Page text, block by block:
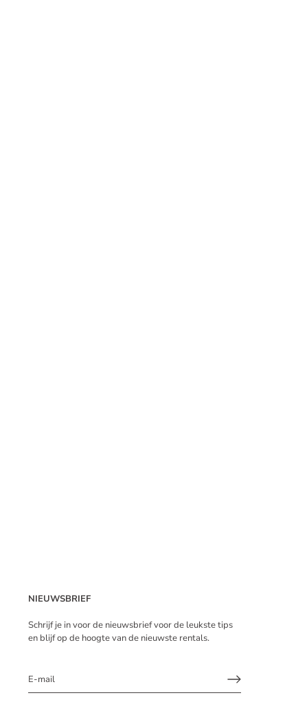
NIEUWSBRIEF
Schrijf je in voor de nieuwsbrief voor de leukste tips
en blijf op de hoogte van de nieuwste rentals.